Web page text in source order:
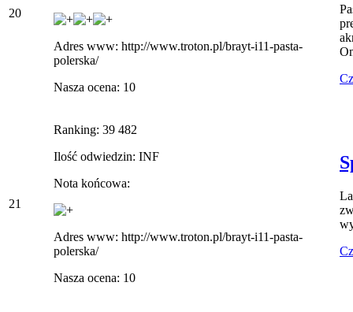
20
Adres www: http://www.troton.pl/brayt-i11-pasta-
polerska/
Nasza ocena: 10
21
Ranking: 39 482
Ilość odwiedzin: INF
Nota końcowa:
Adres www: http://www.troton.pl/brayt-i11-pasta-
polerska/
Nasza ocena: 10